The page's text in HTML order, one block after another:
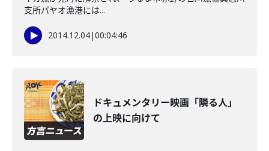
支所パヤオ漁港には...
2014.12.04|00:04:46
ドキュメンタリー映画「隣る人」
の上映に向けて